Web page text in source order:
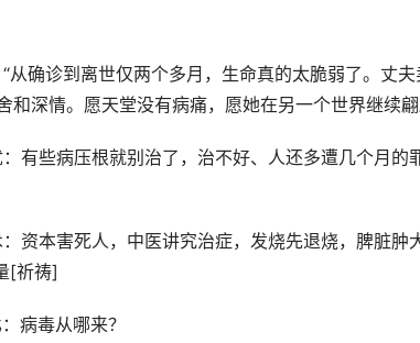
从确诊到离世仅两个多月，生命真的太脆弱了。丈
和深情。愿天堂没有病痛，愿她在另一个世界继续翩
有些病压根就别治了，治不好、人还多遭几个月的
资本害死人，中医讲究治症，发烧先退烧，脾脏
[祈祷]
病毒从哪来？